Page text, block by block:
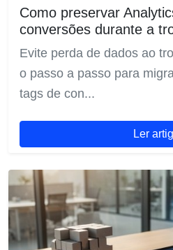
Como preservar
conversões durante a
Evite perda de dados ao
o passo a passo para
tags de con...
Ler